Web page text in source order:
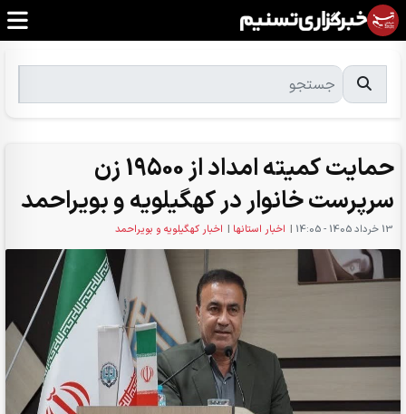
حمایت کمیته امداد از 19500 زن
سرپرست خانوار در کهگیلویه و بویراحمد
13 خرداد 1405 - 14:05 | اخبار استانها | اخبار کهگیلویه و بویراحمد